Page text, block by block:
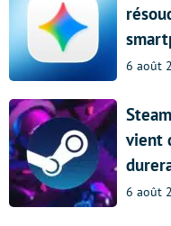
6 août
vient
6 août